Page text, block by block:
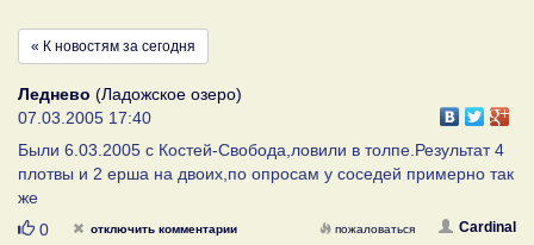
« К новостям за сегодня
Леднево (Ладожское озеро)
07.03.2005 17:40
Были 6.03.2005 с Костей-Свобода,ловили в толпе.Результат 4
плотвы и 2 ерша на двоих,по опросам у соседей примерно так
же
Нравится
0 отключить комментарии Cardinal
пожаловаться